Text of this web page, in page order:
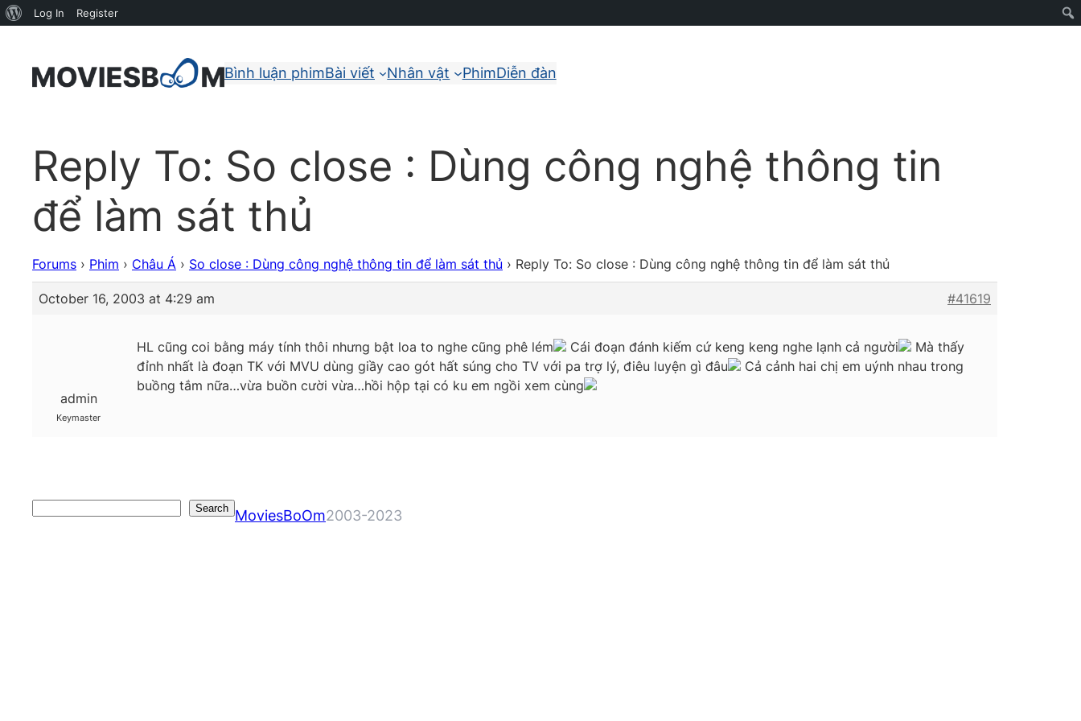
Bình luận phimBài viết Nhân vật PhimDiễn đàn
Reply To: So close : Dùng công nghệ thông tin
để làm sát thủ
Forums › Phim › Châu Á › So close : Dùng công nghệ thông tin để làm sát thủ › Reply To: So close : Dùng công nghệ thông tin để làm sát thủ
October 16, 2003 at 4:29 am #41619
admin
Keymaster
HL cũng coi bằng máy tính thôi nhưng bật loa to nghe cũng phê lém Cái đoạn đánh kiếm cứ keng keng nghe lạnh cả người
Mà thấy
đỉnh nhất là đoạn TK với MVU dùng giầy cao gót hất súng cho TV với pa trợ lý, điêu luyện gì đâu
Cả cảnh hai chị em uýnh nhau trong
buồng tắm nữa…vừa buồn cười vừa…hồi hộp tại có ku em ngồi xem cùng
Search MoviesBoOm2003-2023
About
Log In Register